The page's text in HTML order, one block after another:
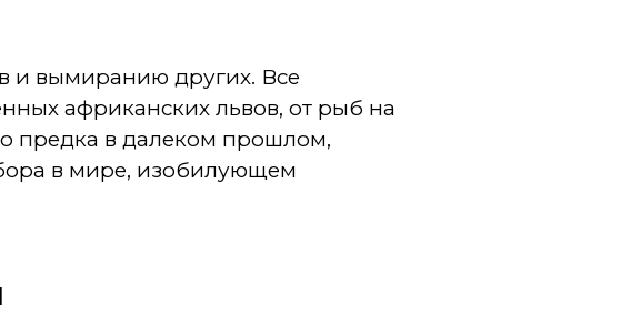
и вымиранию других. Все
африканских львов, от рыб на
предка в далеком прошлом,
в мире, изобилующем